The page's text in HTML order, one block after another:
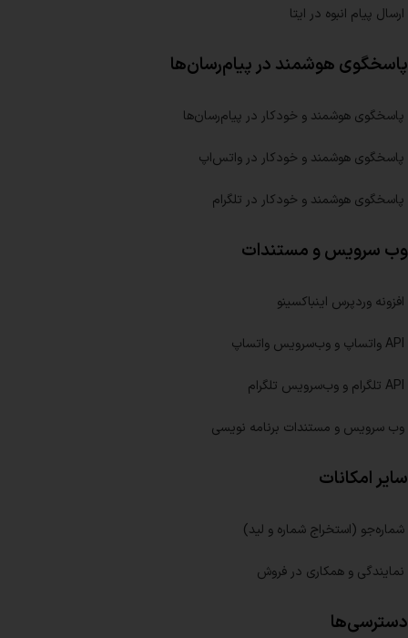
ارسال پیام انبوه در ایتا
پاسخگوی هوشمند در پیام‌رسان‌ها
پاسخگوی هوشمند و خودکار در پیام‌رسان‌ها
پاسخگوی هوشمند و خودکار در واتس‌اپ
پاسخگوی هوشمند و خودکار در تلگرام
وب سرویس و مستندات
افزونه وردپرس اینباکسینو
API واتساپ و وب‌سرویس واتساپ
API تلگرام و وب‌سرویس تلگرام
وب سرویس و مستندات برنامه نویسی
سایر امکانات
شماره‌جو (استخراج شماره و لید)
نمایندگی و همکاری در فروش
دسترسی‌ها